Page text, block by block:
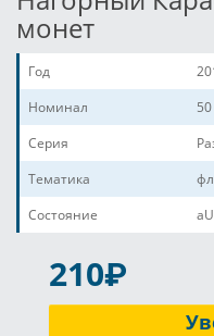
монет
Год
Номинал
Серия
Тематика
Состояние
210P